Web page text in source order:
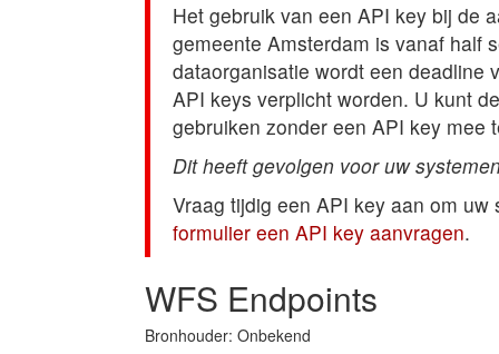
Het gebruik van een API key bij de
gemeente Amsterdam is vanaf half
dataorganisatie wordt een deadline
API keys verplicht worden. U kunt
gebruiken zonder een API key mee
Dit heeft gevolgen voor uw
Vraag tijdig een API key aan om
formulier een API key aanvragen.
WFS Endpoints
Bronhouder: Onbekend